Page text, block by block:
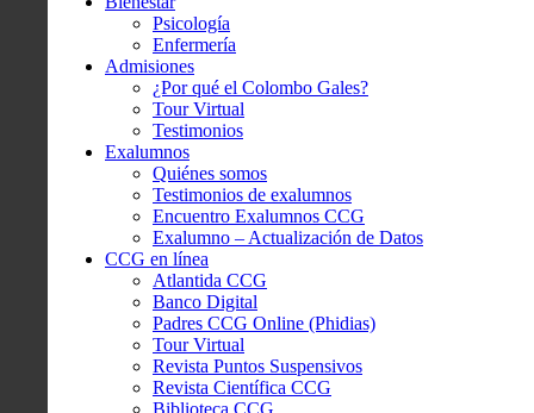
Psicología
Enfermería
Admisiones
¿Por qué el Colombo Gales?
Tour Virtual
Testimonios
Exalumnos
Quiénes somos
Testimonios de exalumnos
Encuentro Exalumnos CCG
Exalumno – Actualización de Datos
CCG en línea
Atlantida CCG
Banco Digital
Padres CCG Online (Phidias)
Tour Virtual
Revista Puntos Suspensivos
Revista Científica CCG
Biblioteca CCG